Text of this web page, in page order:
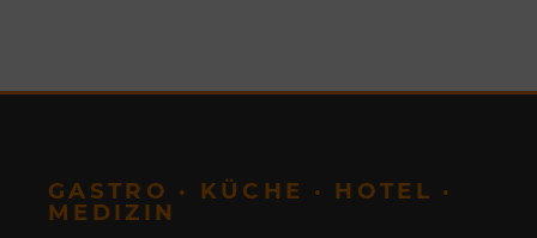
GASTRO · KÜCHE · HOTEL ·
MEDIZIN